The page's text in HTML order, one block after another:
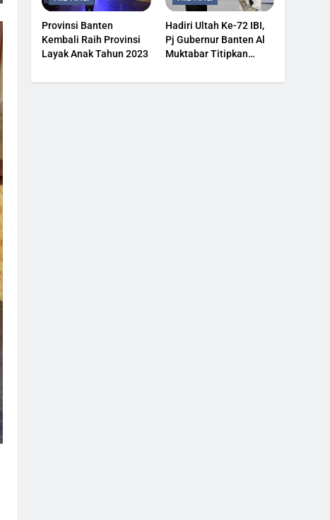
Provinsi Banten
Kembali Raih Provinsi
Layak Anak Tahun 2023
Hadiri Ultah Ke-72 IBI,
Pj Gubernur Banten Al
Muktabar Titipkan